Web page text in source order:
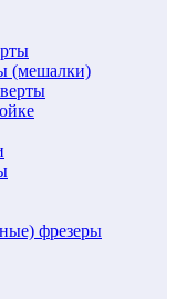
(мешалки)
фрезеры